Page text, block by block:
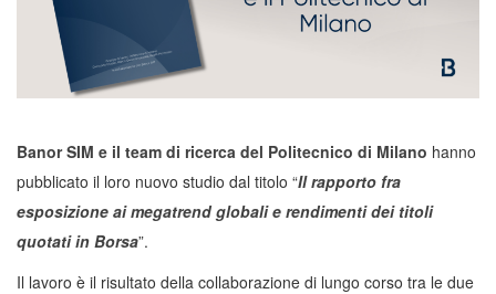
Banor SIM e il team di ricerca del Politecnico di Milano hanno
pubblicato il loro nuovo studio dal titolo “Il rapporto fra
esposizione ai megatrend globali e rendimenti dei titoli
quotati in Borsa”.
Il lavoro è il risultato della collaborazione di lungo corso tra le due